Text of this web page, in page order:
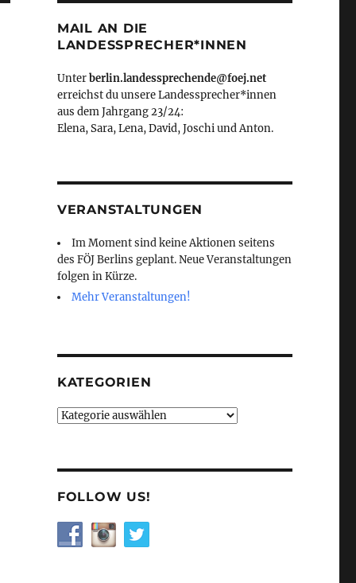
MAIL AN DIE
LANDESSPRECHER*INNEN
Unterberlin.landessprechende@foej.net
erreichst du unsere Landessprecher*innen
aus dem Jahrgang 23/24:
Elena, Sara, Lena, David, Joschi und Anton.
VERANSTALTUNGEN
Im Moment sind keine Aktionen seitens
des FÖJ Berlins geplant. Neue Veranstaltungen
folgen in Kürze.
Mehr Veranstaltungen!
KATEGORIEN
Kategorien
FOLLOW US!